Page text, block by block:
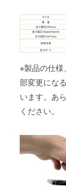
※製品の仕
部変更にな
います。あ
ください。